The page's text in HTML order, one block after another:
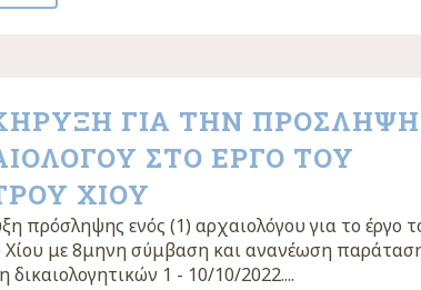
ΓΙΑ ΤΗΝ ΠΡΟΣΛΗΨΗ
ΣΤΟ ΕΡΓΟ ΤΟΥ
ΧΙΟΥ
πρόσληψης ενός (1) αρχαιολόγου για το έργο
με 8μηνη σύμβαση και ανανέωση
δικαιολογητικών 1 - 10/10/2022....